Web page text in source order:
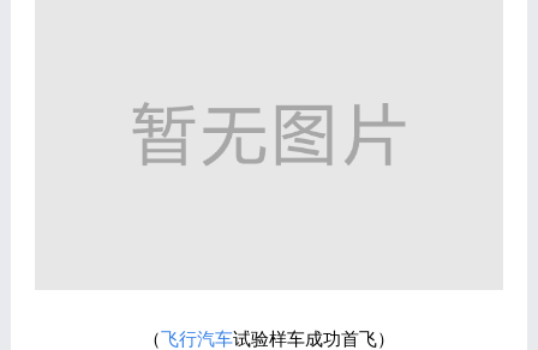
（飞行汽车试验样车成功首飞）